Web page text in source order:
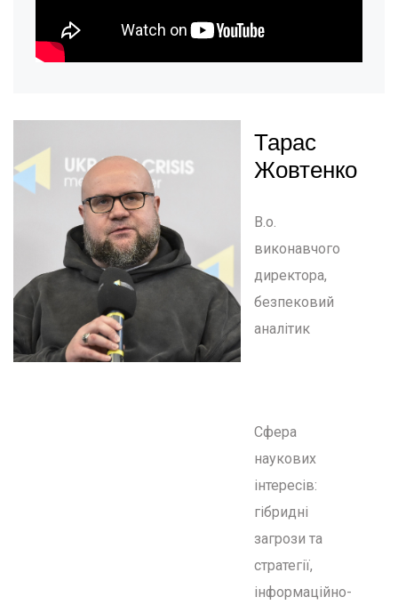
Тарас
Жовтенко
В.о.
виконавчого
директора,
безпековий
аналітик
Сфера
наукових
інтересів:
гібридні
загрози та
стратегії,
інформаційно-